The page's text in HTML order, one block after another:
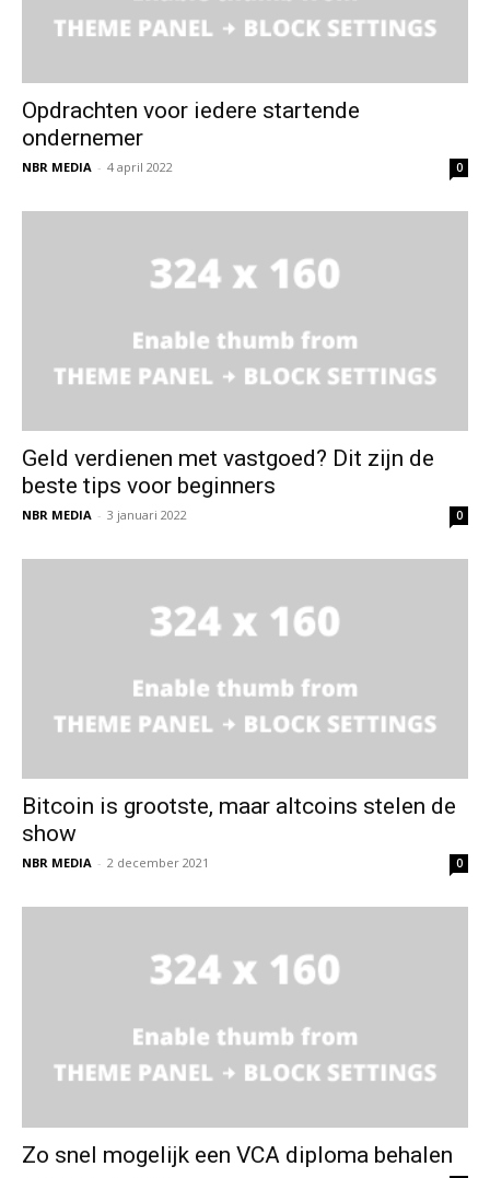
Opdrachten voor iedere startende
ondernemer
NBR MEDIA - 4 april 2022 0
Geld verdienen met vastgoed? Dit zijn de
beste tips voor beginners
NBR MEDIA - 3 januari 2022 0
Bitcoin is grootste, maar altcoins stelen de
show
NBR MEDIA - 2 december 2021 0
Zo snel mogelijk een VCA diploma behalen